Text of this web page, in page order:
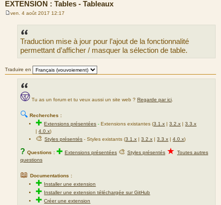
EXTENSION : Tables - Tableaux
ven. 4 août 2017 12:17
Traduction mise à jour pour l’ajout de la fonctionnalité
permettant d’afficher / masquer la sélection de table.
Traduire en
Tu as un forum et tu veux aussi un site web ? Regarde par ici
🔍 Recherches :
✚Extensions présentées -Extensions existantes (3.1.x |3.2.x |3.3.x
|4.0.x)
🎨Styles présentés - Styles existants (3.1.x |3.2.x |3.3.x |4.0.x)
? Questions : ✚ Extensions présentées 🎨 Styles présentés ★ Toutes autres
questions
📖 Documentations :
✚ Installer une extension
✚ Installer une extension téléchargée sur GitHub
✚Créer une extension